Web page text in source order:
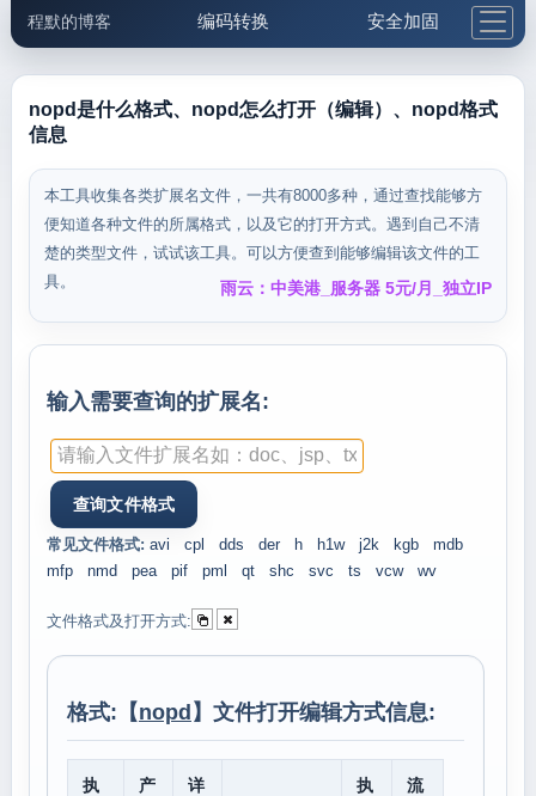
程默的博客 编码转换 安全加固
邮件工具 生活便民 更多工具
nopd是什么格式、nopd怎么打开（编辑）、nopd格式
信息
本工具收集各类扩展名文件，一共有8000多种，通过查找能够方
便知道各种文件的所属格式，以及它的打开方式。遇到自己不清
楚的类型文件，试试该工具。可以方便查到能够编辑该文件的工
具。
雨云：中美港_服务器 5元/月_独立IP
输入需要查询的扩展名:
常见文件格式: avi cpl dds der h h1w j2k kgb
mdb
mfp
nmd pea pif pml qt shc svc ts vcw wv
文件格式及打开方式:
格式:【nopd 】文件打开编辑方式信息:
执
产
详
执
流